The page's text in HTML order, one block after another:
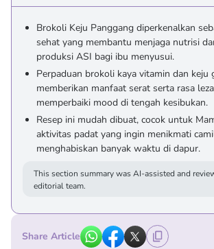
Brokoli Keju Panggang diperkenalkan
sehat yang membantu menjaga nutrisi
produksi ASI bagi ibu menyusui.
Perpaduan brokoli kaya vitamin dan keju
memberikan manfaat serat serta rasa
memperbaiki mood di tengah kesibukan.
Resep ini mudah dibuat, cocok untuk
aktivitas padat yang ingin menikmati
menghabiskan banyak waktu di dapur.
This section summary was AI-assisted and
editorial team.
Share Article